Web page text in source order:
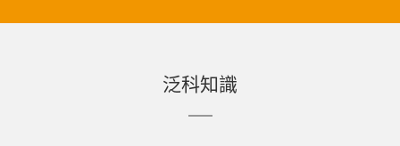
泛科知識